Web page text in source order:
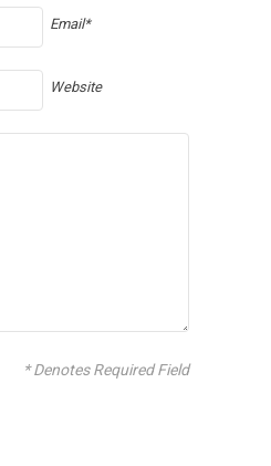
Email*
Website
* Denotes Required Field